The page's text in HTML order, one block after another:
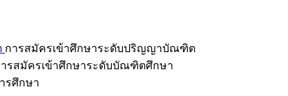
การสมัครเข้าศึกษาระดับปริญญาบัณฑิต
รสมัครเข้าศึกษาระดับบัณฑิตศึกษา
รศึกษา